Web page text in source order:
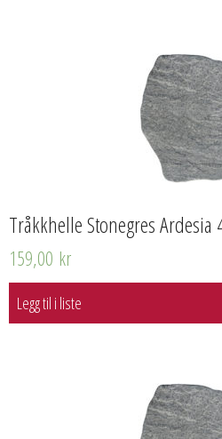
Tråkkhelle Stonegres Ardesia
159,00 kr
Legg til i liste